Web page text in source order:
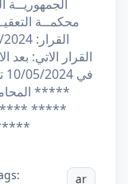
الجمهوريــة
القرار الاتي:
*****
***** *****
ar